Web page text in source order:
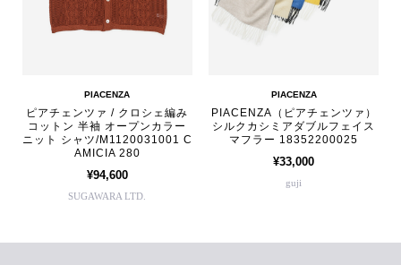
PIACENZA
ピアチェンツァ / クロシェ編み
コットン 半袖 オープンカラー
ニット シャツ/M1120031001 C
AMICIA 280
¥94,600
SUGAWARA LTD.
PIACENZA
PIACENZA（ピアチェンツァ）
シルクカシミアダブルフェイス
マフラー 18352200025
¥33,000
guji